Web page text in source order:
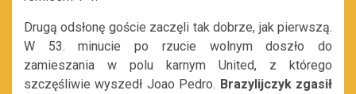
Drugą odsłonę goście zaczęli tak dobrze, jak pierwszą.
W 53. minucie po rzucie wolnym doszło do
zamieszania w polu karnym United, z którego
szczęśliwie wyszedł Joao Pedro. Brazylijczyk zgasił